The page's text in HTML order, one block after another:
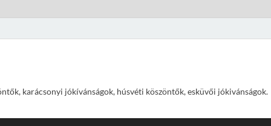
karácsonyi jókívánságok, húsvéti köszöntők, esküvői jókivánságok.